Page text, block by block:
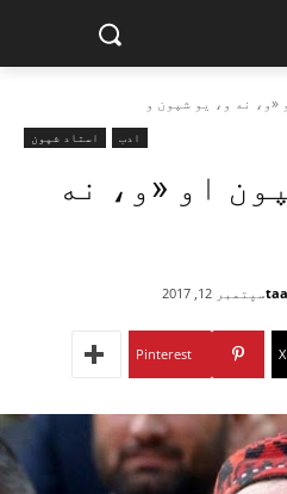
«و، نه و، یو شپون و
ادب استاد شپون
او «و، نه
سپتمبر 12, 2017
X
Pinterest